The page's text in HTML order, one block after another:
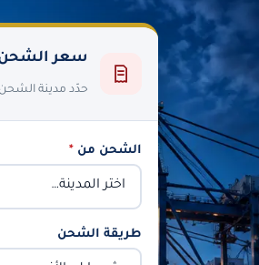
سعر الشحن
حدّد مدينة
الشحن من *
طريقة الشحن